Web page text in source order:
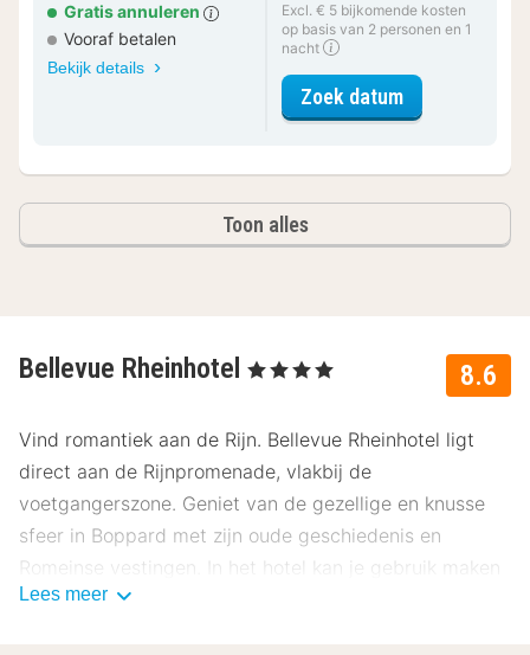
Gratis annuleren
Vooraf betalen
Bekijk details
Excl. € 5 bijkomende kosten
op basis van 2 personen en 1
nacht
Zoek datumvoor
Toon alles
8.6
Bellevue Rheinhotel , 4 Sterren
Vind romantiek aan de Rijn. Bellevue Rheinhotel ligt
direct aan de Rijnpromenade, vlakbij de
voetgangerszone. Geniet van de gezellige en knusse
sfeer in Boppard met zijn oude geschiedenis en
Romeinse vestingen. In het hotel kan je gebruik maken
van het wellnessaanbod.
Lees meer